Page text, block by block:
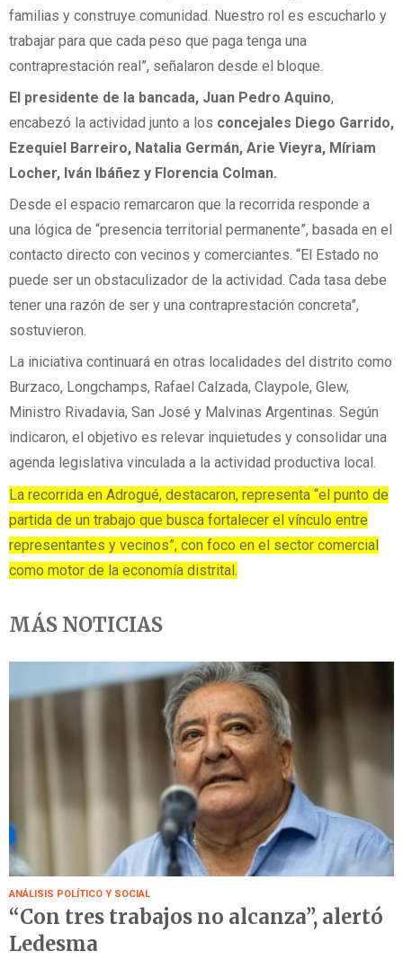
familias y construye comunidad. Nuestro rol es escucharlo y
trabajar para que cada peso que paga tenga una
contraprestación real”, señalaron desde el bloque.
El presidente de la bancada, Juan Pedro Aquino,
encabezó la actividad junto a los concejales Diego Garrido,
Ezequiel Barreiro, Natalia Germán, Arie Vieyra, Míriam
Locher, Iván Ibáñez y Florencia Colman.
Desde el espacio remarcaron que la recorrida responde a
una lógica de “presencia territorial permanente”, basada en el
contacto directo con vecinos y comerciantes. “El Estado no
puede ser un obstaculizador de la actividad. Cada tasa debe
tener una razón de ser y una contraprestación concreta”,
sostuvieron.
La iniciativa continuará en otras localidades del distrito como
Burzaco, Longchamps, Rafael Calzada, Claypole, Glew,
Ministro Rivadavia, San José y Malvinas Argentinas. Según
indicaron, el objetivo es relevar inquietudes y consolidar una
agenda legislativa vinculada a la actividad productiva local.
La recorrida en Adrogué, destacaron, representa “el punto de
partida de un trabajo que busca fortalecer el vínculo entre
representantes y vecinos”, con foco en el sector comercial
como motor de la economía distrital.
MÁS NOTICIAS
ANÁLISIS POLÍTICO Y SOCIAL
“Con tres trabajos no alcanza”, alertó
Ledesma